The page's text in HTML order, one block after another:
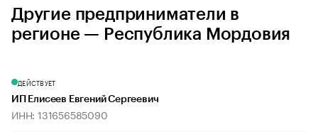
Другие предприниматели в
регионе — Республика Мордовия
ДЕЙСТВУЕТ
ИП Елисеев Евгений Сергеевич
ИНН: 131656585090